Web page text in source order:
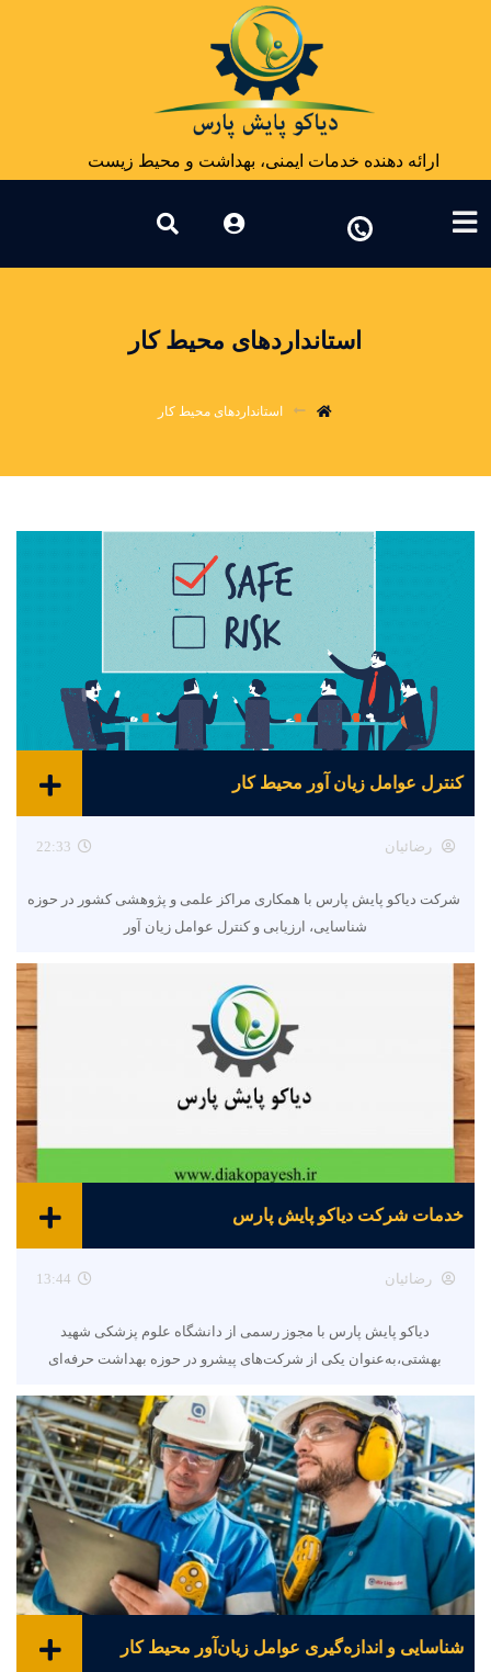
ارائه دهنده خدمات ایمنی، بهداشت و محیط زیست
استانداردهای محیط کار
استانداردهای محیط کار
کنترل عوامل زیان آور محیط کار
رضائیان 22:33
شرکت دیاکو پایش پارس با همکاری مراکز علمی و پژوهشی کشور در حوزه
شناسایی، ارزیابی و کنترل عوامل زیان آور
خدمات شرکت دیاکو پایش پارس
رضائیان 13:44
دیاکو پایش پارس با مجوز رسمی از دانشگاه علوم پزشکی شهید
بهشتی،به‌عنوان یکی از شرکت‌های پیشرو در حوزه بهداشت حرفه‌ای
شناسایی و اندازه‌گیری عوامل زیان‌آور محیط کار